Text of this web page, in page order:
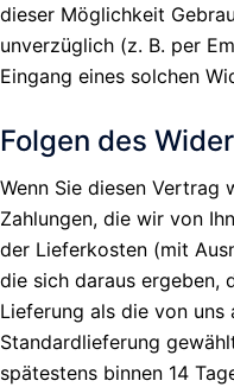
dieser Möglichkeit
unverzüglich (z. B. per
Eingang eines solchen
Folgen des
Wenn Sie diesen Vertrag
Zahlungen, die wir von
der Lieferkosten (mit
die sich daraus ergeben,
Lieferung als die von
Standardlieferung
spätestens binnen 14